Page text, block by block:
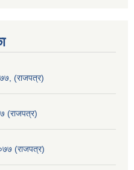
(राजपत्र)
(राजपत्र)
(राजपत्र)